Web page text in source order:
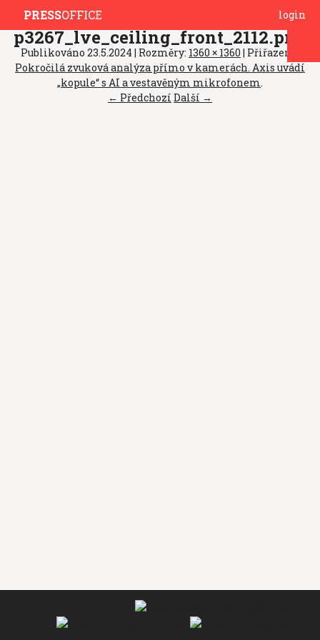
PRESSOFFICE login
p3267_lve_ceiling_front_2112.png
Publikováno 23.5.2024 | Rozměry: 1360 × 1360 | Přiřazeno:
Pokročilá zvuková analýza přímo v kamerách. Axis uvádí
„kopule“ s AI a vestavěným mikrofonem.
← Předchozí Další →